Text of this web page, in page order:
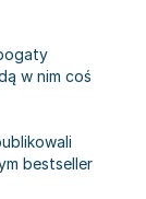
w nim coś
bestseller